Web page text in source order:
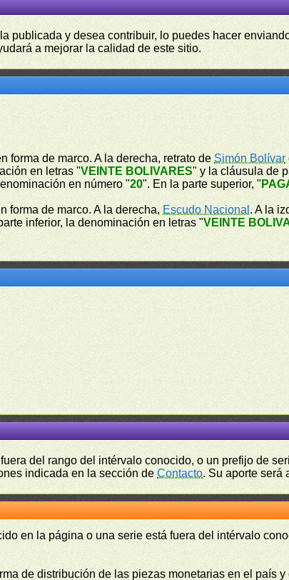
publicada y desea contribuir, lo puedes hacer
a mejorar la calidad de este sitio.
forma de marco. A la derecha, retrato deSimón Bolívar
en letras "VEINTE BOLIVARES" y la cláusula de
en número "20". En la parte superior, "
forma de marco. A la derecha, Escudo Nacional . A la
inferior, la denominación en letras "VEINTE
del rango del intérvalo conocido, o un prefijo de
indicada en la sección deContacto. Su aporte será
en la página o una serie está fuera del intérvalo
de distribución de las piezas monetarias en el país